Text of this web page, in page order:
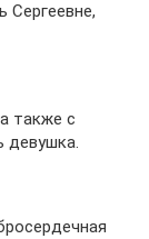
Сергеевне,
также с
девушка.